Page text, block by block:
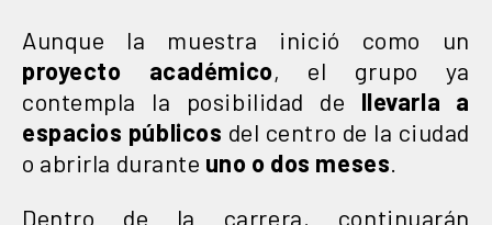
Aunque la muestra inició como un
proyecto académico, el grupo ya
contempla la posibilidad de llevarla a
espacios públicos del centro de la ciudad
o abrirla durante uno o dos meses
Dentro de la carrera, continuarán